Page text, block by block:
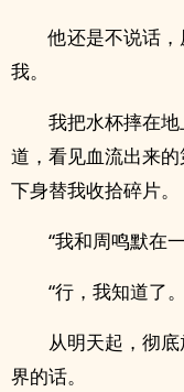
他还是不说话
我。
我把水杯摔在
道，看见血流出来
下身替我收拾碎片。
“我和周鸣默在
“行，我知道了
从明天起，彻
界的话。